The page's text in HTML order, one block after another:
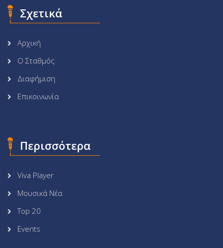
Σχετικά
Αρχική
Ο Σταθμός
Διαφήμιση
Επικοινωνία
Περισσότερα
Viva Player
Μουσικά Νέα
Top 20
Events